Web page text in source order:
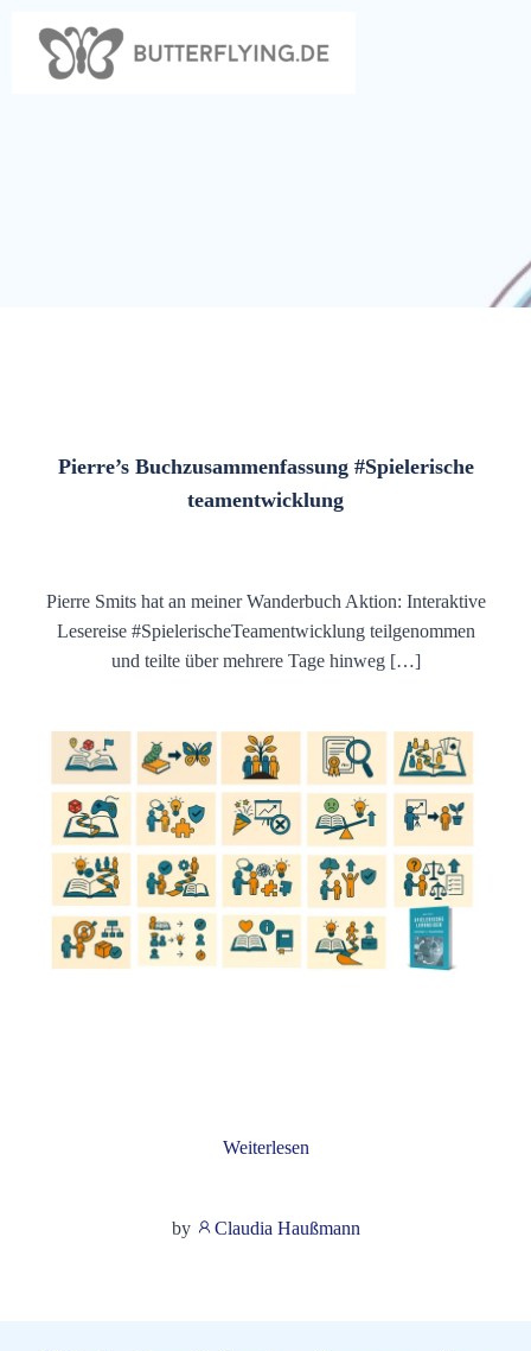
Inhalt
Pierre’s Buchzusammenfassung #Spielerische
teamentwicklung
Pierre Smits hat an meiner Wanderbuch Aktion: Interaktive
Lesereise #SpielerischeTeamentwicklung teilgenommen
und teilte über mehrere Tage hinweg […]
Weiterlesen
by Claudia Haußmann